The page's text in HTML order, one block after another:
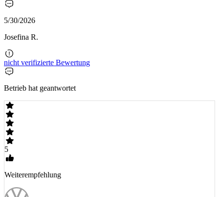
5/30/2026
Josefina R.
nicht verifizierte Bewertung
Betrieb hat geantwortet
5
Weiterempfehlung